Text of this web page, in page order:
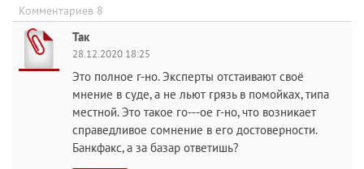
Комментариев 8
Так
28.12.2020 18:25
Это полное г-но. Эксперты отстаивают своё
мнение в суде, а не льют грязь в помойках, типа
местной. Это такое го---ое г-но, что возникает
справедливое сомнение в его достоверности.
Банкфакс, а за базар ответишь?